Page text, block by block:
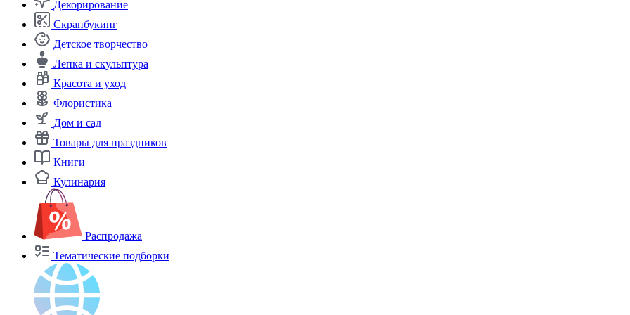
Декорирование
Скрапбукинг
Детское творчество
Лепка и скульптура
Красота и уход
Флористика
Дом и сад
Товары для праздников
Книги
Кулинария
Распродажа
Тематические подборки